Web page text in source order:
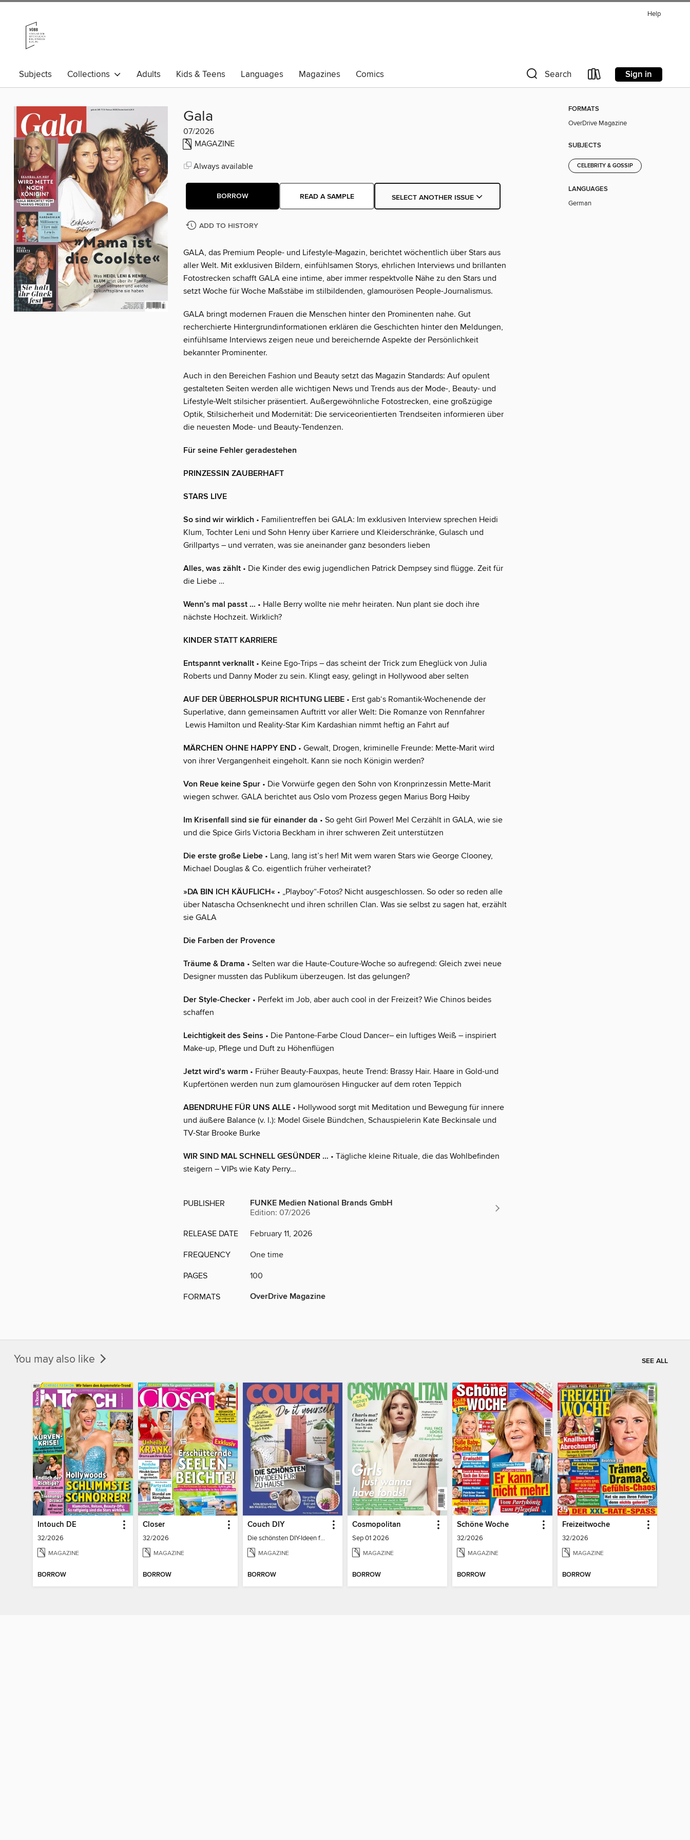
Help
Subjects Collections Adults Kids & Teens Languages Magazines Comics Search Sign in
Gala
07/2026
MAGAZINE
Always available
BORROW READ A SAMPLE SELECT ANOTHER ISSUE
ADD TO HISTORY
GALA, das Premium People- und Lifestyle-Magazin, berichtet wöchentlich über Stars aus
aller Welt. Mit exklusiven Bildern, einfühlsamen Storys, ehrlichen Interviews und brillanten
Fotostrecken schafft GALA eine intime, aber immer respektvolle Nähe zu den Stars und
setzt Woche für Woche Maßstäbe im stilbildenden, glamourösen People-Journalismus.
GALA bringt modernen Frauen die Menschen hinter den Prominenten nahe. Gut
recherchierte Hintergrundinformationen erklären die Geschichten hinter den Meldungen,
einfühlsame Interviews zeigen neue und bereichernde Aspekte der Persönlichkeit
bekannter Prominenter.
Auch in den Bereichen Fashion und Beauty setzt das Magazin Standards: Auf opulent
gestalteten Seiten werden alle wichtigen News und Trends aus der Mode-, Beauty- und
Lifestyle-Welt stilsicher präsentiert. Außergewöhnliche Fotostrecken, eine großzügige
Optik, Stilsicherheit und Modernität: Die serviceorientierten Trendseiten informieren über
die neuesten Mode- und Beauty-Tendenzen.
Für seine Fehler geradestehen
PRINZESSIN ZAUBERHAFT
STARS LIVE
So sind wir wirklich • Familientreffen bei GALA: Im exklusiven Interview sprechen Heidi
Klum, Tochter Leni und Sohn Henry über Karriere und Kleiderschränke, Gulasch und
Grillpartys – und verraten, was sie aneinander ganz besonders lieben
Alles, was zählt • Die Kinder des ewig jugendlichen Patrick Dempsey sind flügge. Zeit für
die Liebe …
Wenn’s mal passt … • Halle Berry wollte nie mehr heiraten. Nun plant sie doch ihre
nächste Hochzeit. Wirklich?
KINDER STATT KARRIERE
Entspannt verknallt • Keine Ego-Trips – das scheint der Trick zum Eheglück von Julia
Roberts und Danny Moder zu sein. Klingt easy, gelingt in Hollywood aber selten
AUF DER ÜBERHOLSPUR RICHTUNG LIEBE • Erst gab‘s Romantik-Wochenende der
Superlative, dann gemeinsamen Auftritt vor aller Welt: Die Romanze von Rennfahrer
Lewis Hamilton und Reality-Star Kim Kardashian nimmt heftig an Fahrt auf
MÄRCHEN OHNE HAPPY END • Gewalt, Drogen, kriminelle Freunde: Mette-Marit wird
von ihrer Vergangenheit eingeholt. Kann sie noch Königin werden?
Von Reue keine Spur • Die Vorwürfe gegen den Sohn von Kronprinzessin Mette-Marit
wiegen schwer. GALA berichtet aus Oslo vom Prozess gegen Marius Borg Høiby
Im Krisenfall sind sie für einander da • So geht Girl Power! Mel Cerzählt in GALA, wie sie
und die Spice Girls Victoria Beckham in ihrer schweren Zeit unterstützen
Die erste große Liebe • Lang, lang ist’s her! Mit wem waren Stars wie George Clooney,
Michael Douglas & Co. eigentlich früher verheiratet?
»DA BIN ICH KÄUFLICH« • „Playboy“-Fotos? Nicht ausgeschlossen. So oder so reden alle
über Natascha Ochsenknecht und ihren schrillen Clan. Was sie selbst zu sagen hat, erzählt
sie GALA
Die Farben der Provence
Träume & Drama • Selten war die Haute-Couture-Woche so aufregend: Gleich zwei neue
Designer mussten das Publikum überzeugen. Ist das gelungen?
Der Style-Checker • Perfekt im Job, aber auch cool in der Freizeit? Wie Chinos beides
schaffen
Leichtigkeit des Seins • Die Pantone-Farbe Cloud Dancer– ein luftiges Weiß – inspiriert
Make-up, Pflege und Duft zu Höhenflügen
Jetzt wird’s warm • Früher Beauty-Fauxpas, heute Trend: Brassy Hair. Haare in Gold-und
Kupfertönen werden nun zum glamourösen Hingucker auf dem roten Teppich
ABENDRUHE FÜR UNS ALLE • Hollywood sorgt mit Meditation und Bewegung für innere
und äußere Balance (v. l.): Model Gisele Bündchen, Schauspielerin Kate Beckinsale und
TV-Star Brooke Burke
WIR SIND MAL SCHNELL GESÜNDER … • Tägliche kleine Rituale, die das Wohlbefinden
steigern – VIPs wie Katy Perry...
PUBLISHER FUNKE Medien National Brands GmbH
Edition: 07/2026
RELEASE DATE February 11, 2026
FREQUENCY One time
PAGES 100
FORMATS OverDrive Magazine
FORMATS
OverDrive Magazine
SUBJECTS
CELEBRITY & GOSSIP
LANGUAGES
German
You may also like SEE ALL
Intouch DE
32/2026
MAGAZINE
BORROW
Closer
32/2026
MAGAZINE
BORROW
Couch DIY
Die schönsten DIY-Ideen für zu Hause
MAGAZINE
BORROW
Cosmopolitan
Sep 01 2026
MAGAZINE
BORROW
Schöne Woche
32/2026
MAGAZINE
BORROW
Freizeitwoche
32/2026
MAGAZINE
BORROW